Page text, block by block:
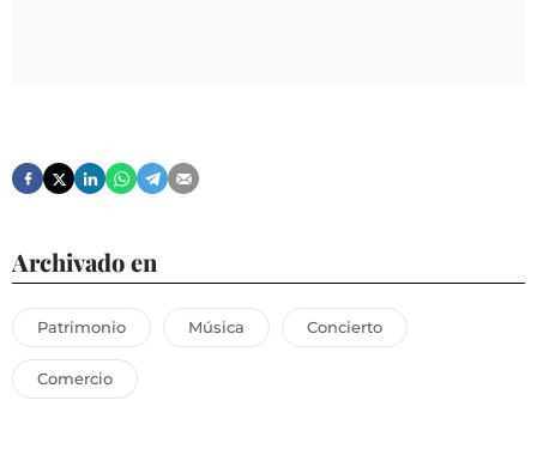
Archivado en
Patrimonio Música Concierto
Comercio